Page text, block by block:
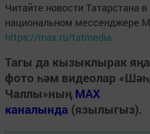
Читайте новости Татарстана в
национальном мессенджере
https://max.ru/tatmedia
Тагы да кызыклырак
фото һәм видеолар
Чаллы»ның MAX
каналында (язылыгыз).